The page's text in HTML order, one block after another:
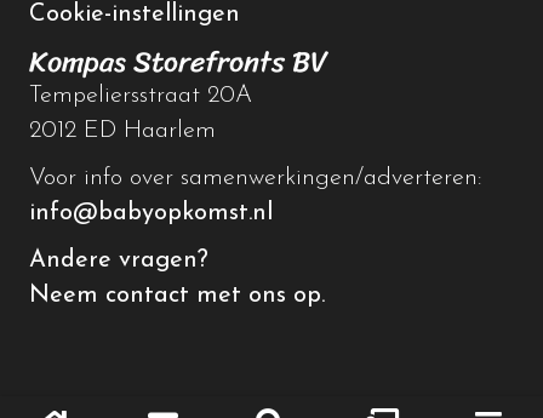
Cookie-instellingen
Kompas Storefronts BV
Tempeliersstraat 20A
2012 ED Haarlem
Voor info over samenwerkingen/adverteren:
info@babyopkomst.nl
Andere vragen?
Neem contact met ons op.